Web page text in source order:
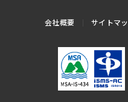
会社概要 サイトマ